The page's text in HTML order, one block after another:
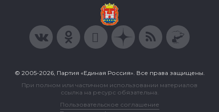
© 2005-2026, Партия «Единая Россия». Все права защищены.
При полном или частичном использовании материалов
ссылка на ресурс обязательна.
Пользовательское соглашение